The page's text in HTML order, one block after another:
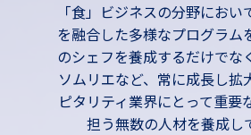
「食」ビジネスの分野にお
を融合した多様なプログラム
のシェフを養成するだけでな
ソムリエなど、常に成長し拡
ピタリティ業界にとって重要
担う無数の人材を養成し